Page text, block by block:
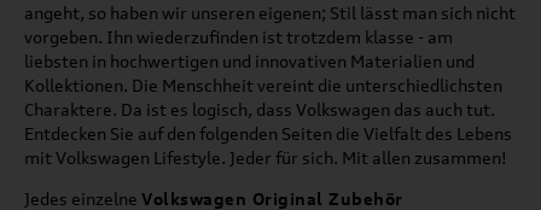
angeht, so haben wir unseren eigenen; Stil lässt man sich nicht
vorgeben. Ihn wiederzufinden ist trotzdem klasse - am
liebsten in hochwertigen und innovativen Materialien und
Kollektionen. Die Menschheit vereint die unterschiedlichsten
Charaktere. Da ist es logisch, dass Volkswagen das auch tut.
Entdecken Sie auf den folgenden Seiten die Vielfalt des Lebens
mit Volkswagen Lifestyle. Jeder für sich. Mit allen zusammen!
Jedes einzelne Volkswagen Original Zubehör